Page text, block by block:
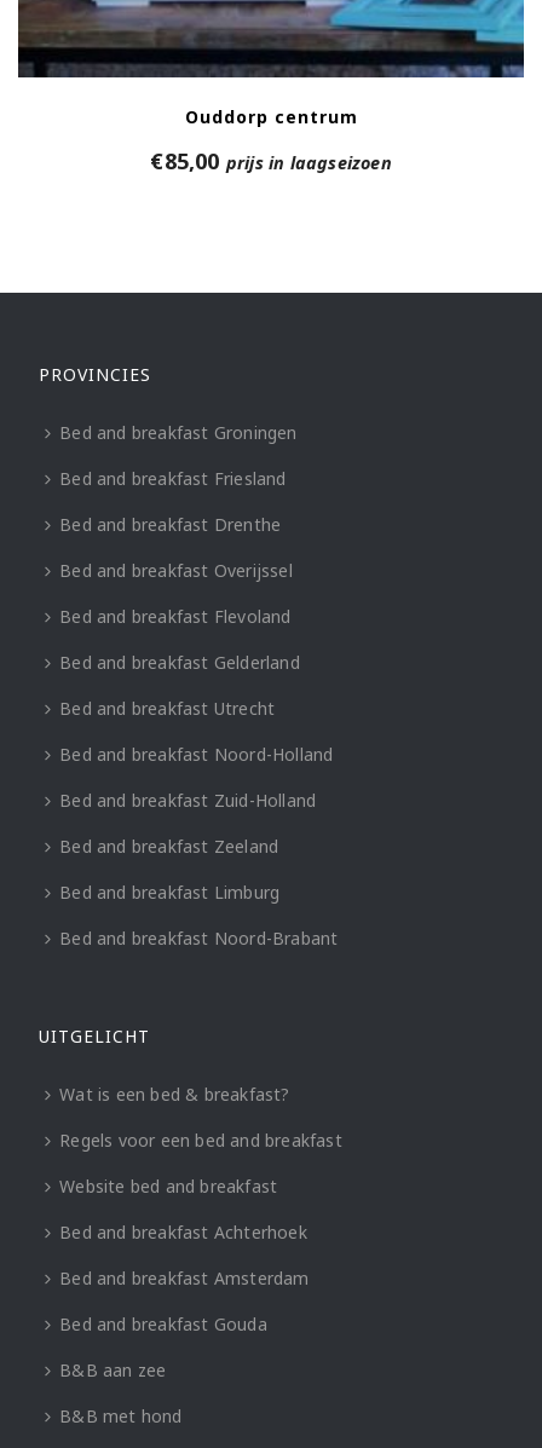
Ouddorp centrum
€85,00 prijs in laagseizoen
PROVINCIES
Bed and breakfast Groningen
Bed and breakfast Friesland
Bed and breakfast Drenthe
Bed and breakfast Overijssel
Bed and breakfast Flevoland
Bed and breakfast Gelderland
Bed and breakfast Utrecht
Bed and breakfast Noord-Holland
Bed and breakfast Zuid-Holland
Bed and breakfast Zeeland
Bed and breakfast Limburg
Bed and breakfast Noord-Brabant
UITGELICHT
Wat is een bed & breakfast?
Regels voor een bed and breakfast
Website bed and breakfast
Bed and breakfast Achterhoek
Bed and breakfast Amsterdam
Bed and breakfast Gouda
B&B aan zee
B&B met hond